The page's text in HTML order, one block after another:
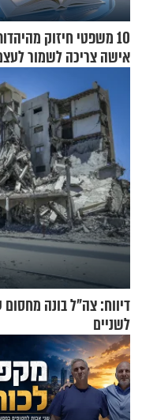
10 משפטי חיזוק
אישה צריכה לשמור
דיווח: צה"ל בונה
לשניים